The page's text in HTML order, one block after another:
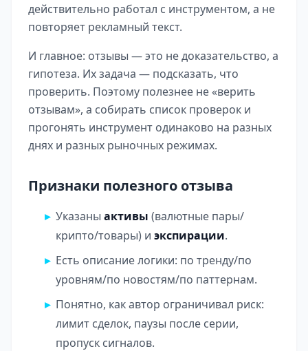
действительно работал с инструментом, а не
повторяет рекламный текст.
И главное: отзывы — это не доказательство, а
гипотеза. Их задача — подсказать, что
проверить. Поэтому полезнее не «верить
отзывам», а собирать список проверок и
прогонять инструмент одинаково на разных
днях и разных рыночных режимах.
Признаки полезного отзыва
Указаны активы (валютные пары/
крипто/товары) и экспирации.
Есть описание логики: по тренду/по
уровням/по новостям/по паттернам.
Понятно, как автор ограничивал риск:
лимит сделок, паузы после серии,
пропуск сигналов.